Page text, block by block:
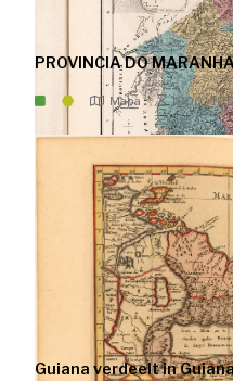
PROVINCIA DO
Mapa 1800 -
Guiana verdeelt in